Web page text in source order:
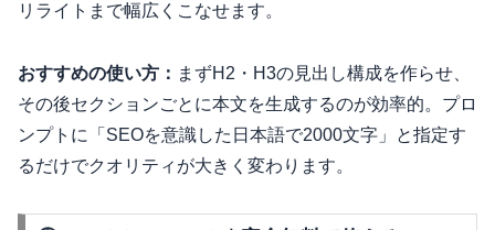
リライトまで幅広くこなせます。
おすすめの使い方： まずH2・H3の見出し構成を作らせ、
その後セクションごとに本文を生成するのが効率的。プロ
ンプトに「SEOを意識した日本語で2000文字」と指定す
るだけでクオリティが大きく変わります。